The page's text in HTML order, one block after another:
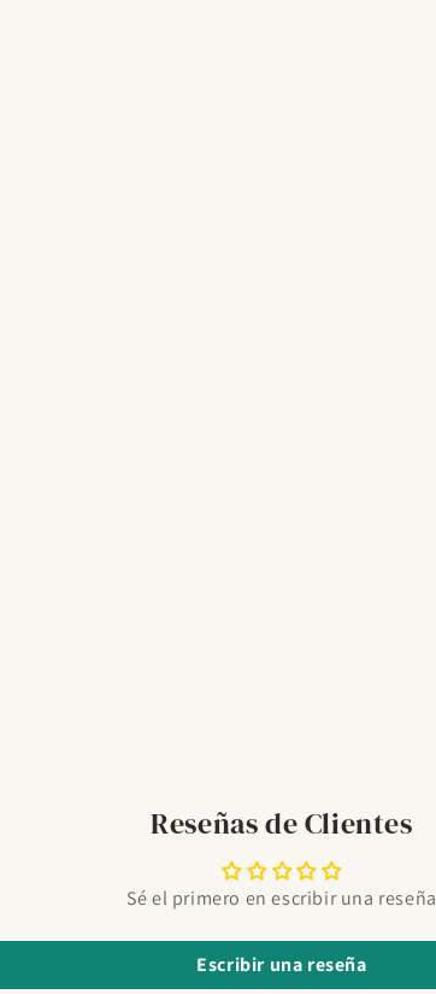
Reseñas de Clientes
Sé el primero en escribir una reseña
Escribir una reseña